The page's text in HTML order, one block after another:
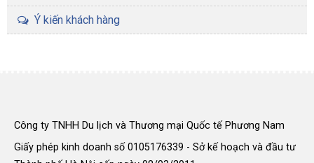
Ý kiến khách hàng
Công ty TNHH Du lịch và Thương mại Quốc tế Phương Nam
Giấy phép kinh doanh số 0105176339 - Sở kế hoạch và đầu tư